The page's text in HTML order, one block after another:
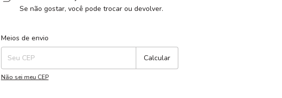
Se não gostar, você pode trocar ou devolver.
Entregas para o CEP:
Meios de envio
Calcular
Não sei meu CEP